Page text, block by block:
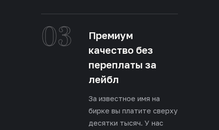
03
Премиум
качество без
переплаты за
лейбл
За известное имя на
бирке вы платите сверху
десятки тысяч. У нас